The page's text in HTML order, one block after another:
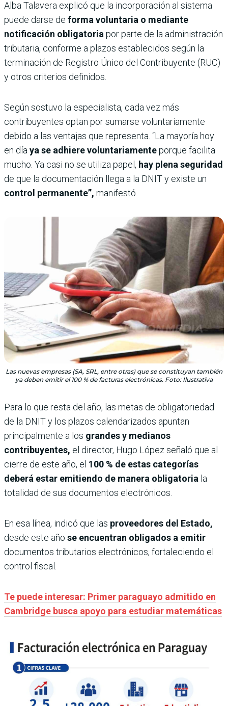
Alba Talavera explicó que la incorporación al sistema
puede darse de forma voluntaria o mediante
notificación obligatoriapor parte de la administración
tributaria, conforme a plazos establecidos según la
terminación de Registro Único del Contribuyente (RUC)
y otros criterios definidos.
Según sostuvo la especialista, cada vez más
contribuyentes optan por sumarse voluntariamente
debido a las ventajas que representa. “La mayoría hoy
en díaya se adhiere voluntariamenteporque facilita
mucho. Ya casi no se utiliza papel, hay plena seguridad
de que la documentación llega a la DNIT y existe un
control permanente”, manifestó.
Las nuevas empresas (SA, SRL, entre otras) que se constituyan también
ya deben emitir el 100 % de facturas electrónicas. Foto: Ilustrativa
Para lo que resta del año, las metas de obligatoriedad
de la DNIT y los plazos calendarizados apuntan
principalmente a los grandes y medianos
contribuyentes, el director, Hugo López señaló que al
cierre de este año, el 100 % de estas categorías
deberá estar emitiendo de manera obligatoria la
totalidad de sus documentos electrónicos.
En esa línea, indicó que las proveedores del Estado,
desde este año se encuentran obligados a emitir
documentos tributarios electrónicos, fortaleciendo el
control fiscal.
Te puede interesar: Primer paraguayo admitido en
Cambridge busca apoyo para estudiar matemáticas